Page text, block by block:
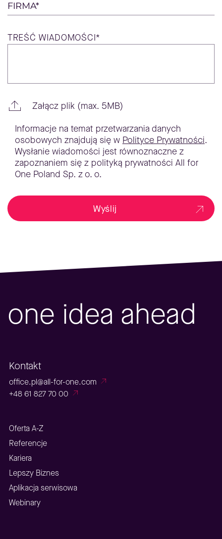
FIRMA*
TREŚĆ WIADOMOŚCI*
Załącz plik (max. 5MB)
Informacje na temat przetwarzania danych
osobowych znajdują się w Polityce Prywatności.
Wysłanie wiadomości jest równoznaczne z
zapoznaniem się z polityką prywatności All for
One Poland Sp. z o. o.
Wyślij
one idea ahead
Kontakt
office.pl@all-for-one.com
+48 61 827 70 00
Oferta A-Z
Referencje
Kariera
Lepszy Biznes
Aplikacja serwisowa
Webinary